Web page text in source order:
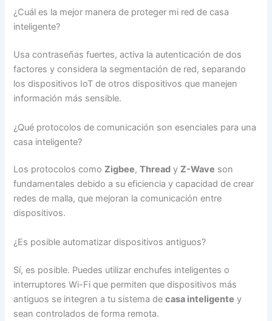
¿Cuál es la mejor manera de proteger mi red de casa
inteligente?
Usa contraseñas fuertes, activa la autenticación de dos
factores y considera la segmentación de red, separando
los dispositivos IoT de otros dispositivos que manejen
información más sensible.
¿Qué protocolos de comunicación son esenciales para una
casa inteligente?
Los protocolos comoZigbee,Thread yZ-Wave son
fundamentales debido a su eficiencia y capacidad de crear
redes de malla, que mejoran la comunicación entre
dispositivos.
¿Es posible automatizar dispositivos antiguos?
Sí, es posible. Puedes utilizar enchufes inteligentes o
interruptores Wi-Fi que permiten que dispositivos más
antiguos se integren a tu sistema decasa inteligente y
sean controlados de forma remota.